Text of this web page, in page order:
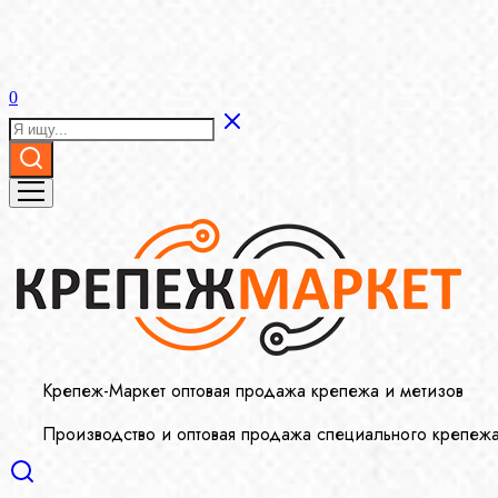
0
Крепеж-Маркет оптовая продажа крепежа и метизов
Производство и оптовая продажа специального